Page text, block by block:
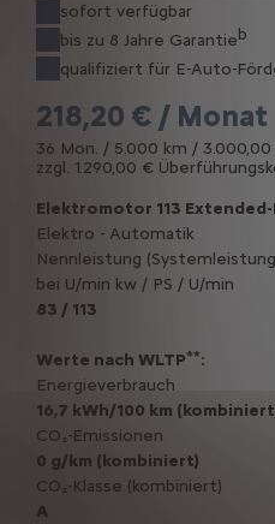
sofort verfügbar
bis zu 8 Jahre Garantieb
qualifiziert für E-Auto-
218,20 € / Monat
36 Mon. / 5.000 km /
zzgl. 1.290,00 €
Elektromotor 113 Extended-
Elektro - Automatik
Nennleistung
bei U/min kw / PS / U/min
83 / 113
Werte nach WLTP**:
Energieverbrauch
16,7 kWh/100 km
CO₂-Emissionen
0 g/km (kombiniert)
CO₂-Klasse (kombiniert)
A